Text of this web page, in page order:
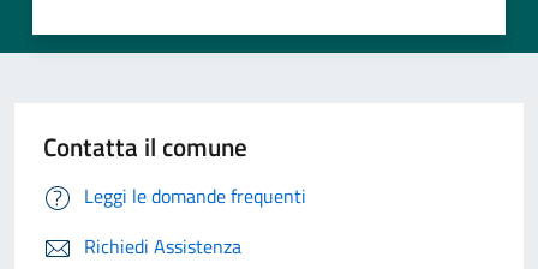
Contatta il comune
Leggi le domande frequenti
Richiedi Assistenza